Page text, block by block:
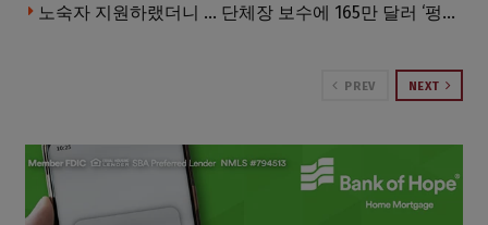
노숙자 지원하랬더니 … 단체장 보수에 165만 달러 ‘펑펑’
PREV NEXT